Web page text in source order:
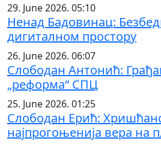
29. June 2026. 05:10
Ненад Бадовинац:
дигиталном простору
26. June 2026. 06:07
Слободан Антонић:
„реформа“ СПЦ
25. June 2026. 01:25
Слободан Ерић:
најпрогоњенија вера на